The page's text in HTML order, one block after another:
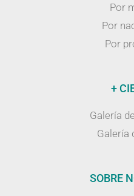
Por
Por
Por
+
Galería
Galería
SOBRE